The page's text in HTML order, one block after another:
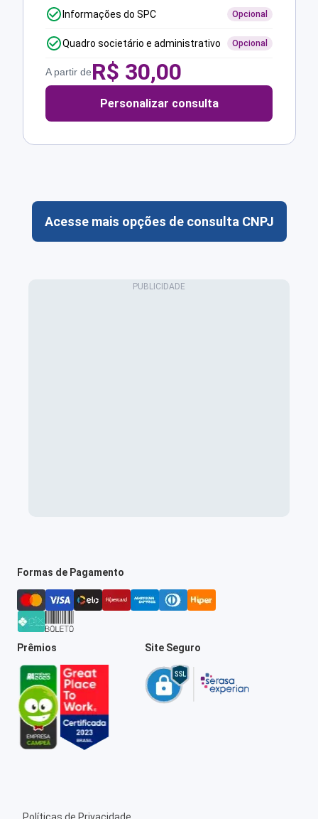
Informações do SPC Opcional
Quadro societário e administrativo Opcional
A partir deR$ 30,00
Personalizar consulta
Acesse mais opções de consulta CNPJ
Formas de Pagamento
Prêmios Site Seguro
Políticas de Privacidade